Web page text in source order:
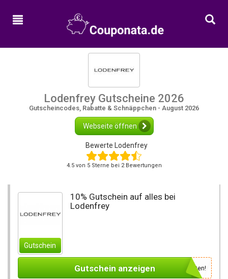
Lodenfrey Gutscheine 2026
Gutscheincodes, Rabatte & Schnäppchen - August 2026
Webseite öffnen
Bewerte Lodenfrey
4.5von 5Sterne bei 2 Bewertungen
Gutschein
10% Gutschein auf alles bei
Lodenfrey
Newsletter des Shops abonnieren, um den Gutscheincode zu erhalten!
Gutschein anzeigen